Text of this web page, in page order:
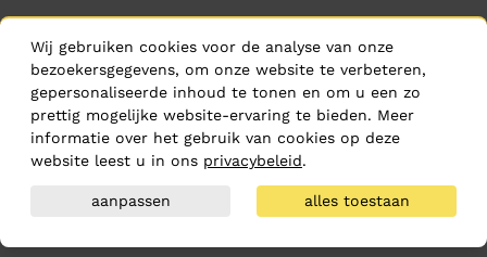
Wij gebruiken cookies voor de analyse van onze
bezoekersgegevens, om onze website te verbeteren,
gepersonaliseerde inhoud te tonen en om u een zo
prettig mogelijke website-ervaring te bieden. Meer
informatie over het gebruik van cookies op deze
website leest u in ons privacybeleid.
aanpassen alles toestaan